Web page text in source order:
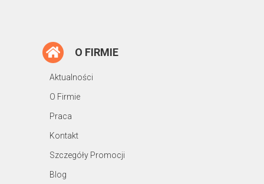
O FIRMIE
Aktualności
O Firmie
Praca
Kontakt
Szczegóły Promocji
Blog